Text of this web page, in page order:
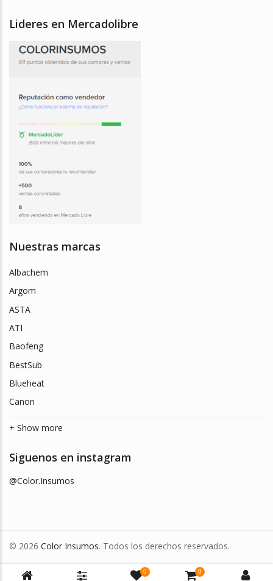
Lideres en Mercadolibre
Nuestras marcas
Albachem
Argom
ASTA
ATI
Baofeng
BestSub
Blueheat
Canon
+ Show more
Siguenos en instagram
@Color.Insumos
© 2026 Color Insumos. Todos los derechos reservados.
0 0